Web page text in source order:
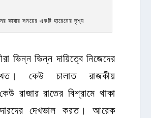
কাযার সময়ের একটি হারেমের দৃশ্য
ভিন্ন ভিন্ন দায়িত্বে নিজেদের
কেউ চালাত রাজকীয়
রাজার রাতের বিশ্রামে থাকা
দেখভাল করত। আরেক